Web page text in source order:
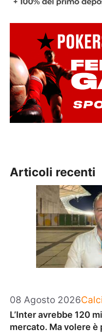
Articoli recenti
08 Agosto 2026
L’Inter avrebbe 120
mercato. Ma volere